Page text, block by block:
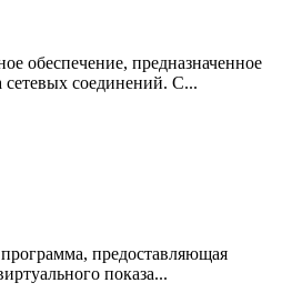
обеспечение, предназначенное
сетевых соединений. С...
предоставляющая
показа...